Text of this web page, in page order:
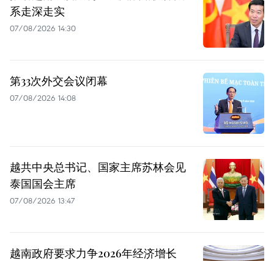
系走深走实
07/08/2026 14:30
第33次外交会议闭幕
07/08/2026 14:08
越共中央总书记、国家主席苏林会见
泰国国会主席
07/08/2026 13:47
越南政府要求力争2026年经济增长